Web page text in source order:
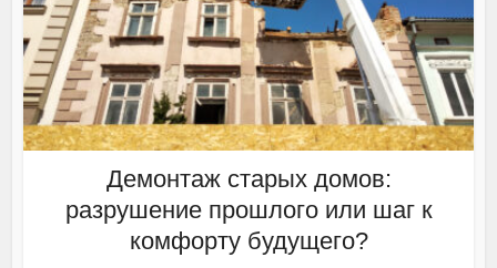
Демонтаж старых домов:
разрушение прошлого или шаг к
комфорту будущего?